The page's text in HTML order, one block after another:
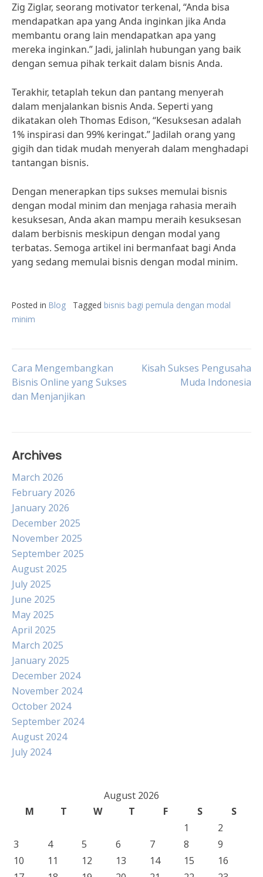
Zig Ziglar, seorang motivator terkenal, “Anda bisa
mendapatkan apa yang Anda inginkan jika Anda
membantu orang lain mendapatkan apa yang
mereka inginkan.” Jadi, jalinlah hubungan yang baik
dengan semua pihak terkait dalam bisnis Anda.
Terakhir, tetaplah tekun dan pantang menyerah
dalam menjalankan bisnis Anda. Seperti yang
dikatakan oleh Thomas Edison, “Kesuksesan adalah
1% inspirasi dan 99% keringat.” Jadilah orang yang
gigih dan tidak mudah menyerah dalam menghadapi
tantangan bisnis.
Dengan menerapkan tips sukses memulai bisnis
dengan modal minim dan menjaga rahasia meraih
kesuksesan, Anda akan mampu meraih kesuksesan
dalam berbisnis meskipun dengan modal yang
terbatas. Semoga artikel ini bermanfaat bagi Anda
yang sedang memulai bisnis dengan modal minim.
Posted in Blog Tagged bisnis bagi pemula dengan modal
minim
Post
navigation
Cara Mengembangkan
Bisnis Online yang Sukses
dan Menjanjikan
Kisah Sukses Pengusaha
Muda Indonesia
Archives
March 2026
February 2026
January 2026
December 2025
November 2025
September 2025
August 2025
July 2025
June 2025
May 2025
April 2025
March 2025
January 2025
December 2024
November 2024
October 2024
September 2024
August 2024
July 2024
August 2026
M
T W T F S
S
1
2
3
4 5 6 7 8
9
10
11 12 13 14 15
16